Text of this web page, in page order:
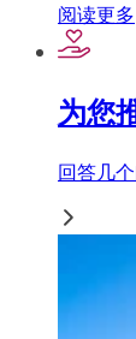
阅读更多
为您
回答几